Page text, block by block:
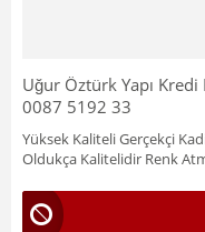
Uğur Öztürk Yapı
0087 5192 33
Yüksek Kaliteli Gerçekçi
Oldukça Kalitelidir Renk